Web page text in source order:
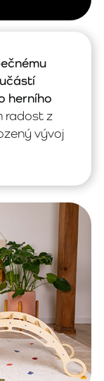
herního
radost z
vývoj